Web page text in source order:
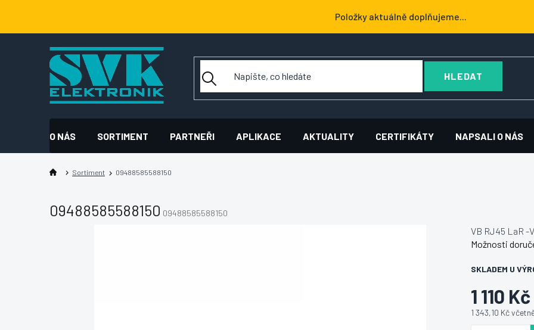
obsah
Položky aktuálně doplňujeme...
HLEDAT
O NÁS SORTIMENT PARTNEŘI APLIKACE AKTUALITY CERTIFIKÁTY NAPSALI O NÁS
Sortiment 09488585588150
09488585588150 09488585588150
1 110 Kč
1 343,10 Kč
SKLADEM U
Možnosti
VB RJ45 LaR -